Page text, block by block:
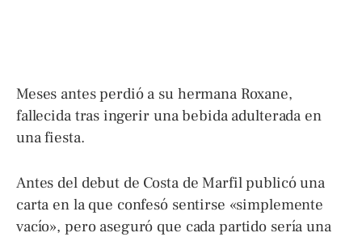
Meses antes perdió a su hermana Roxane,
fallecida tras ingerir una bebida adulterada en
una fiesta.
Antes del debut de Costa de Marfil publicó una
carta en la que confesó sentirse «simplemente
vacío», pero aseguró que cada partido sería una